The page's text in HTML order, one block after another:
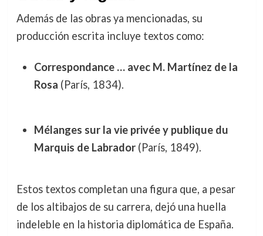
Además de las obras ya mencionadas, su
producción escrita incluye textos como:
Correspondance … avec M. Martínez de la
Rosa (París, 1834).
Mélanges sur la vie privée y publique du
Marquis de Labrador(París, 1849).
Estos textos completan una figura que, a pesar
de los altibajos de su carrera, dejó una huella
indeleble en la historia diplomática de España.